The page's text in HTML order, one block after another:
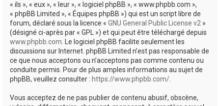
« ils », « eux », « leur », « logiciel phpBB », « www.phpbb.com »,
« phpBB Limited », « Équipes phpBB ») qui est un script libre de
forum, déclaré sous la licence « GNU General Public License v2 »
(désigné ci-après par « GPL ») et qui peut être téléchargé depuis
www.phpbb.com. Le logiciel phpBB facilite seulement les
discussions sur Internet. phpBB Limited n’est pas responsable de
ce que nous acceptons ou n’acceptons pas comme contenu ou
conduite permis. Pour de plus amples informations au sujet de
phpBB, veuillez consulter : https://www.phpbb.com/.
Vous acceptez de ne pas publier de contenu abusif, obscène,